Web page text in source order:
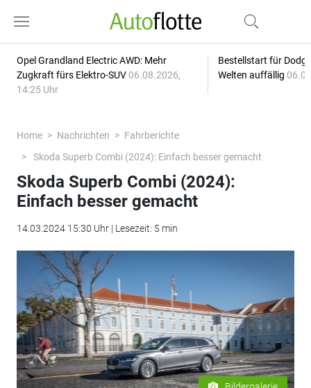
Opel Grandland Electric AWD: Mehr
Zugkraft fürs Elektro-SUV 06.08.2026,
14:25 Uhr
Bestellstart für
Welten auffällig
Home Nachrichten
Fahrberichte
Skoda Superb Combi (2024): Einfach besser gemacht
Skoda Superb Combi (2024):
Einfach besser gemacht
14.03.2024 15:30 Uhr | Lesezeit: 5 min